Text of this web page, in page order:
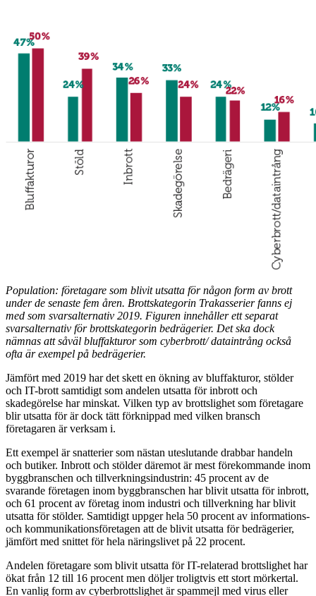
Population: företagare som blivit utsatta för någon form av brott
under de senaste fem åren. Brottskategorin Trakasserier fanns ej
med som svarsalternativ 2019. Figuren innehåller ett separat
svarsalternativ för brottskategorin bedrägerier. Det ska dock
nämnas att såväl bluffakturor som cyberbrott/ dataintrång också
ofta är exempel på bedrägerier.
Jämfört med 2019 har det skett en ökning av bluffakturor, stölder
och IT-brott samtidigt som andelen utsatta för inbrott och
skadegörelse har minskat. Vilken typ av brottslighet som företagare
blir utsatta för är dock tätt förknippad med vilken bransch
företagaren är verksam i.
Ett exempel är snatterier som nästan uteslutande drabbar handeln
och butiker. Inbrott och stölder däremot är mest förekommande inom
byggbranschen och tillverkningsindustrin: 45 procent av de
svarande företagen inom byggbranschen har blivit utsatta för inbrott,
och 61 procent av företag inom industri och tillverkning har blivit
utsatta för stölder. Samtidigt uppger hela 50 procent av informations-
och kommunikationsföretagen att de blivit utsatta för bedrägerier,
jämfört med snittet för hela näringslivet på 22 procent.
Andelen företagare som blivit utsatta för IT-relaterad brottslighet har
ökat från 12 till 16 procent men döljer troligtvis ett stort mörkertal.
En vanlig form av cyberbrottslighet är spammejl med virus eller